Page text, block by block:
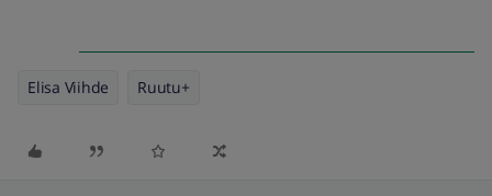
Elisa Viihde Ruutu+